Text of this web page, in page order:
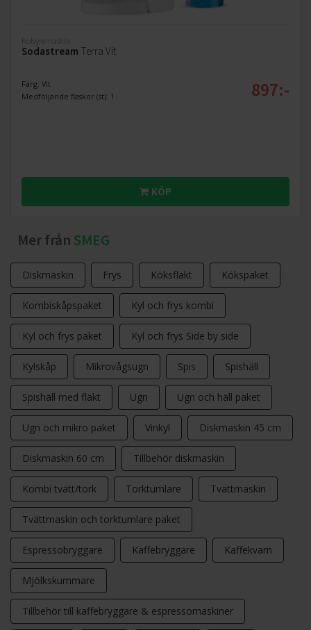
Kolsyremaskin
Sodastream Terra Vit
Färg: Vit
Medföljande flaskor (st): 1
897:-
KÖP
Mer från SMEG
Diskmaskin Frys Köksfläkt Kökspaket
Kombiskåpspaket Kyl och frys kombi
Kyl och frys paket Kyl och frys Side by side
Kylskåp Mikrovågsugn Spis Spishäll
Spishäll med fläkt Ugn Ugn och häll paket
Ugn och mikro paket Vinkyl Diskmaskin 45 cm
Diskmaskin 60 cm Tillbehör diskmaskin
Kombi tvätt/tork Torktumlare Tvättmaskin
Tvättmaskin och torktumlare paket
Espressobryggare Kaffebryggare Kaffekvarn
Mjölkskummare
Tillbehör till kaffebryggare & espressomaskiner